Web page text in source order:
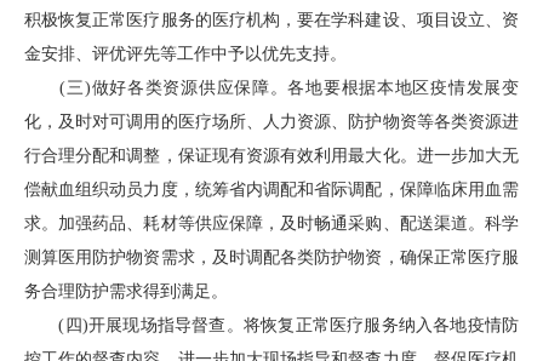
积极恢复正常医疗服务的医疗机构，要在学科建设、项目设立、资
金安排、评优评先等工作中予以优先支持。
(三)做好各类资源供应保障。各地要根据本地区疫情发展变
化，及时对可调用的医疗场所、人力资源、防护物资等各类资源进
行合理分配和调整，保证现有资源有效利用最大化。进一步加大无
偿献血组织动员力度，统筹省内调配和省际调配，保障临床用血需
求。加强药品、耗材等供应保障，及时畅通采购、配送渠道。科学
测算医用防护物资需求，及时调配各类防护物资，确保正常医疗服
务合理防护需求得到满足。
(四)开展现场指导督查。将恢复正常医疗服务纳入各地疫情防